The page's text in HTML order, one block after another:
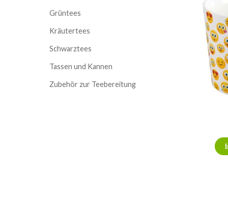
Grüntees
Kräutertees
Schwarztees
Tassen und Kannen
Zubehör zur Teebereitung